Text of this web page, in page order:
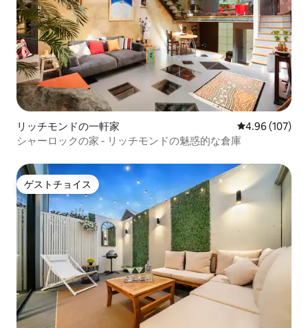
リッチモンドの一軒家 レビュー107
4.96 (107)
シャーロックの家 - リッチモンドの魅惑的な倉庫
ゲストチョイス
ゲストチョイス